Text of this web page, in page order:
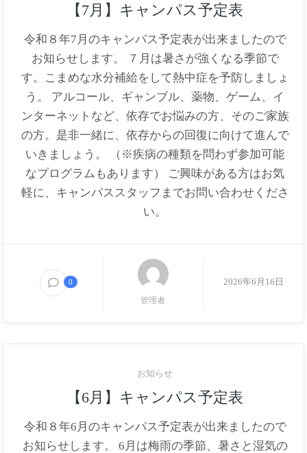
【7月】キャンパス予定表
令和８年7月のキャンパス予定表が出来ましたので
お知らせします。 ７月は暑さが強くなる季節で
す。こまめな水分補給をして熱中症を予防しましょ
う。 アルコール、ギャンブル、薬物、ゲーム、イ
ンターネットなど、依存でお悩みの方、そのご家族
の方。是非一緒に、依存からの回復に向けて進んで
いきましょう。 （※疾病の種類を問わず参加可能
なプログラムもあります） ご興味がある方はお気
軽に、キャンパススタッフまでお問い合わせくださ
い。
0
管理者
2026年6月16日
お知らせ
【6月】キャンパス予定表
令和８年6月のキャンパス予定表が出来ましたので
お知らせします。 6月は梅雨の季節、暑さと湿気の